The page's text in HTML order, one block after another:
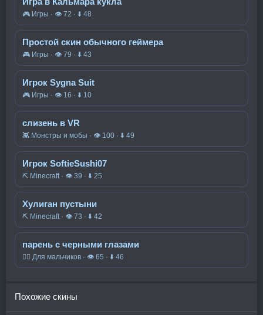
🎮 Игры · 👁 72 · ⬇ 48
Простой скин обычного геймера
🎮 Игры · 👁 79 · ⬇ 43
Игрок Sygna Suit
🎮 Игры · 👁 16 · ⬇ 10
слизень в VR
👾 Монстры и мобы · 👁 100 · ⬇ 49
Игрок SoftieSushi07
⛏️ Minecraft · 👁 39 · ⬇ 25
Хулиган пустыни
⛏️ Minecraft · 👁 73 · ⬇ 42
парень с черными глазами
🧍‍♂️ Для мальчиков · 👁 65 · ⬇ 46
Похожие скины